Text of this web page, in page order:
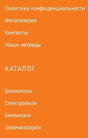
Политика конфиденциальности
Фотогалерея
Контакты
Наши награды
КАТАЛОГ
Бензопили
Електропили
Бензокоси
Газонокосарки